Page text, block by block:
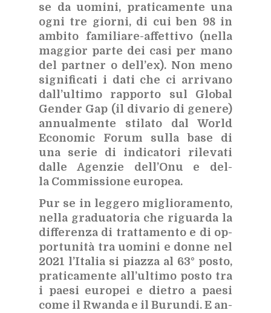
se da uo­mi­ni, pra­ti­ca­men­te una
ogni tre gior­ni, di cui ben 98 in
am­bi­to fa­mi­lia­re-af­fet­ti­vo (nel­la
mag­gior par­te dei casi per mano
del part­ner o del­l’ex). Non meno
si­gni­fi­ca­ti i dati che ci ar­ri­va­no
dal­l’ul­ti­mo rap­por­to sul Glo­bal
Gen­der Gap (il di­va­rio di ge­ne­re)
an­nual­men­te sti­la­to dal World
Eco­no­mic Fo­rum sul­la base di
una se­rie di in­di­ca­to­ri ri­le­va­ti
dal­le Agen­zie del­l’O­nu e del­
la Com­mis­sio­ne eu­ro­pea.
Pur se in leg­ge­ro mi­glio­ra­men­to,
nel­la gra­dua­to­ria che ri­guar­da la
dif­fe­ren­za di trat­ta­men­to e di op­
por­tu­ni­tà tra uo­mi­ni e don­ne nel
2021 l’I­ta­lia si piaz­za al 63° po­sto,
pra­ti­ca­men­te al­l’ul­ti­mo po­sto tra
i pae­si eu­ro­pei e die­tro a pae­si
come il Rwan­da e il Bu­run­di. E an­